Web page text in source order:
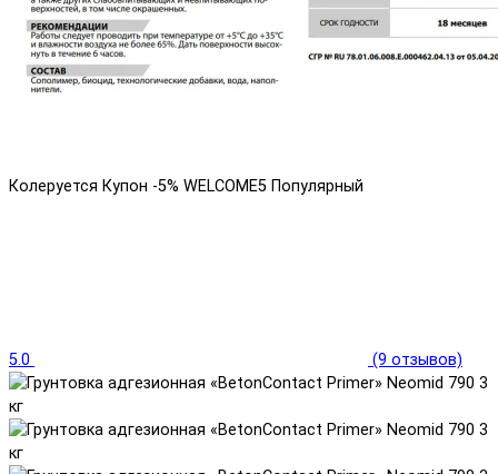
Колеруется Купон -5% WELCOME5 Популярный
5.0 (9 отзывов)